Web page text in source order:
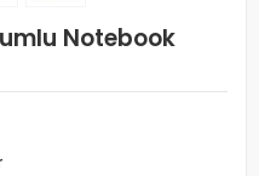
Notebook